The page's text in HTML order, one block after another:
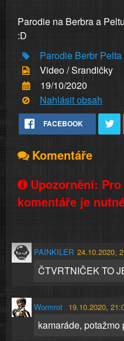
Parodie na Berbra a
:D
Parodie Berbr
Video / Srandičky
19/10/2020
Nahlásit obsah
FACEBOOK
Komentáře
Upozornění:
komentáře je
PAINKILER 24.10.2020,
ČTVRTNIČEK TO
Wormrot 19.10.2020,
kamaráde, potažmo